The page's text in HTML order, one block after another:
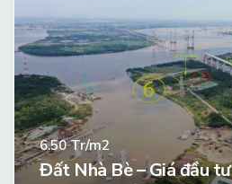
6.50Tr/m2
Đất Nhà Bè – Giá đầu tư